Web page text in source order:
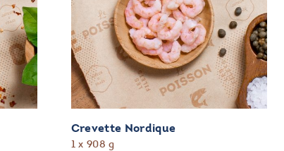
Crevette Nordique
1 x 908 g